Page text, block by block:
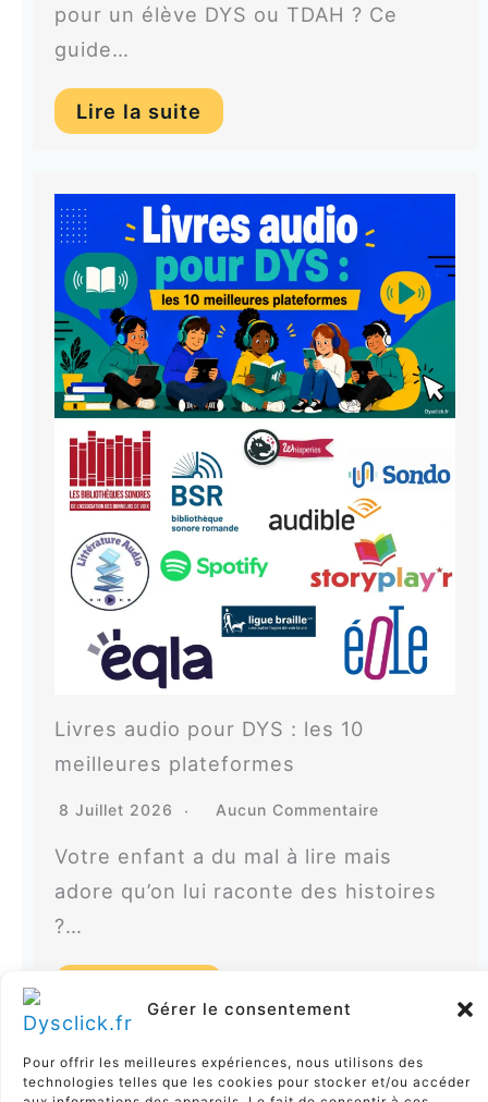
Gérer le consentement
Pour offrir les meilleures expériences, nous utilisons des
technologies telles que les cookies pour stocker et/ou accéder
pour un élève DYS ou TDAH ? Ce
guide…
Lire la suite
Livres audio pour DYS : les 10
meilleures plateformes
8 Juillet 2026 Aucun Commentaire
Votre enfant a du mal à lire mais
adore qu’on lui raconte des histoires
?…
PRÉCÉDENT SUIVANT